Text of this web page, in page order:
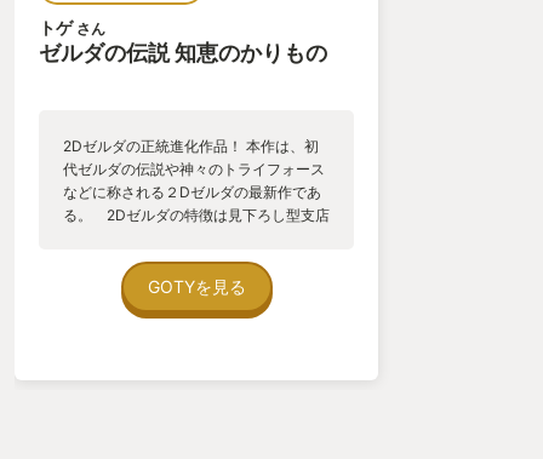
トゲさん
ゼルダの伝説 知恵のかりもの
2Dゼルダの正統進化作品！ 本作は、初
代ゼルダの伝説や神々のトライフォース
などに称される２Dゼルダの最新作であ
る。 2Dゼルダの特徴は見下ろし型支店
大作として主流となっていった一方の携
帯機などでリリースされていた系統であ
る。 ２Dゼルダは前々作ぐらいに当た
GOTYを見る